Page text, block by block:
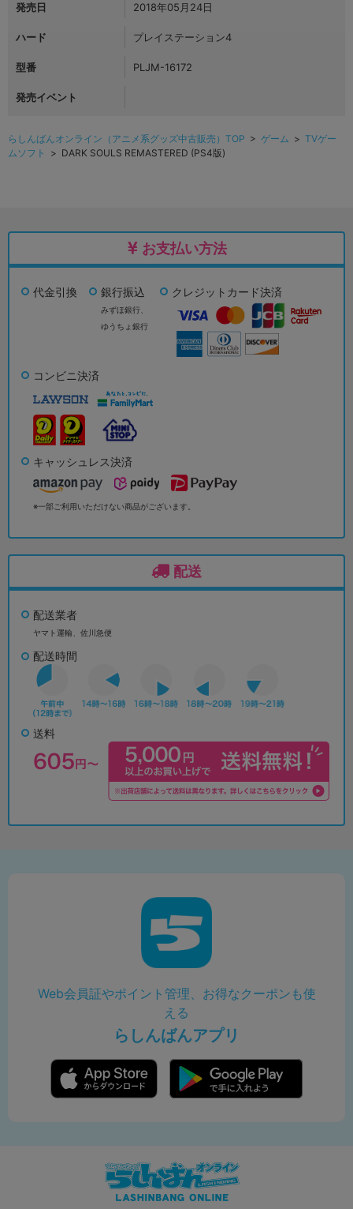
発売日 2018年05月24日
ハード プレイステーション4
型番 PLJM-16172
発売イベント
らしんばんオンライン（アニメ系グッズ中古販売）TOP > ゲーム > TVゲー
ムソフト
> DARK SOULS REMASTERED (PS4版)
お支払い方法
代金引換 銀行振込
みずほ銀行、
ゆうちょ銀行
クレジットカード決済
コンビニ決済
キャッシュレス決済
※一部ご利用いただけない商品がございます。
配送
配送業者
ヤマト運輸、佐川急便
配送時間
送料
Web会員証やポイント管理、お得なクーポンも使
える
らしんばんアプリ